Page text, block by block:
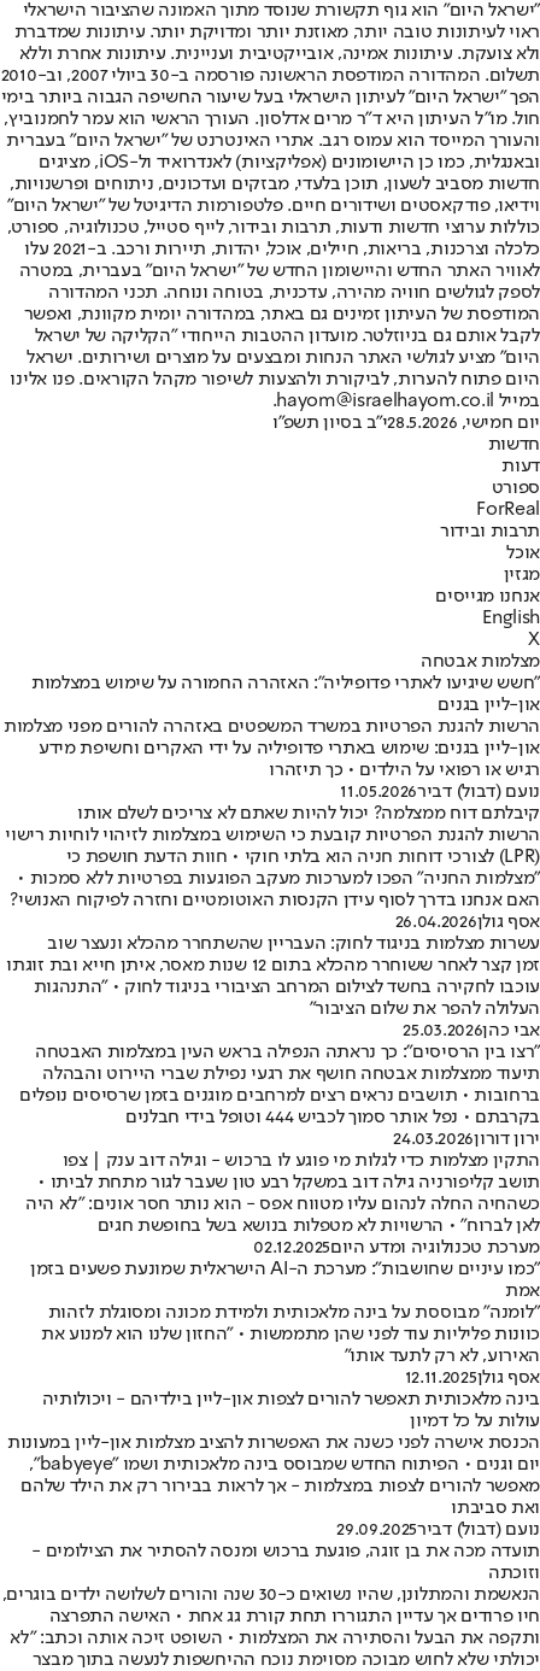
"ישראל היום" הוא גוף תקשורת שנוסד מתוך האמונה שהציבור הישראלי
ראוי לעיתונות טובה יותר, מאוזנת יותר ומדויקת יותר. עיתונות שמדברת
ולא צועקת. עיתונות אמינה, אובייקטיבית ועניינית. עיתונות אחרת וללא
תשלום. המהדורה המודפסת הראשונה פורסמה ב-30 ביולי 2007, וב-2010
הפך "ישראל היום" לעיתון הישראלי בעל שיעור החשיפה הגבוה ביותר בימי
חול. מו"ל העיתון היא ד"ר מרים אדלסון. העורך הראשי הוא עמר לחמנוביץ,
והעורך המייסד הוא עמוס רגב. אתרי האינטרנט של "ישראל היום" בעברית
ובאנגלית, כמו כן היישומונים (אפליקציות) לאנדרואיד ול-iOS, מציגים
חדשות מסביב לשעון, תוכן בלעדי, מבזקים ועדכונים, ניתוחים ופרשנויות,
וידיאו, פודקאסטים ושידורים חיים. פלטפורמות הדיגיטל של "ישראל היום"
כוללות ערוצי חדשות ודעות, תרבות ובידור, לייף סטייל, טכנולוגיה, ספורט,
כלכלה וצרכנות, בריאות, חיילים, אוכל, יהדות, תיירות ורכב. ב-2021 עלו
לאוויר האתר החדש והיישומון החדש של "ישראל היום" בעברית, במטרה
לספק לגולשים חוויה מהירה, עדכנית, בטוחה ונוחה. תכני המהדורה
המודפסת של העיתון זמינים גם באתר, במהדורה יומית מקוונת, ואפשר
לקבל אותם גם בניוזלטר. מועדון ההטבות הייחודי "הקליקה של ישראל
היום" מציע לגולשי האתר הנחות ומבצעים על מוצרים ושירותים. ישראל
היום פתוח להערות, לביקורת ולהצעות לשיפור מקהל הקוראים. פנו אלינו
במייל hayom@israelhayom.co.il.
יום חמישי, 28.5.2026
י"ב בסיון תשפ"ו
חדשות
דעות
ספורט
ForReal
תרבות ובידור
אוכל
מגזין
אנחנו מגייסים
English
X
מצלמות אבטחה
"חשש שיגיעו לאתרי פדופיליה": האזהרה החמורה על שימוש במצלמות
און-ליין בגנים
הרשות להגנת הפרטיות במשרד המשפטים באזהרה להורים מפני מצלמות
און-ליין בגנים: שימוש באתרי פדופיליה על ידי האקרים וחשיפת מידע
רגיש או רפואי על הילדים • כך תיזהרו
נועם (דבול) דביר11.05.2026
קיבלתם דוח ממצלמה? יכול להיות שאתם לא צריכים לשלם אותו
הרשות להגנת הפרטיות קובעת כי השימוש במצלמות לזיהוי לוחיות רישוי
(LPR) לצורכי דוחות חניה הוא בלתי חוקי • חוות הדעת חושפת כי
"מצלמות החניה" הפכו למערכות מעקב הפוגעות בפרטיות ללא סמכות •
האם אנחנו בדרך לסוף עידן הקנסות האוטומטיים וחזרה לפיקוח האנושי?
אסף גולן26.04.2026
עשרות מצלמות בניגוד לחוק: העבריין שהשתחרר מהכלא ונעצר שוב
זמן קצר לאחר ששוחרר מהכלא בתום 12 שנות מאסר, איתן חייא ובת זוגתו
עוכבו לחקירה בחשד לצילום המרחב הציבורי בניגוד לחוק • "התנהגות
העלולה להפר את שלום הציבור"
אבי כהן25.03.2026
"רצו בין הרסיסים": כך נראתה הנפילה בראש העין במצלמות האבטחה
תיעוד ממצלמות אבטחה חושף את רגעי נפילת שברי היירוט והבהלה
ברחובות • תושבים נראים רצים למרחבים מוגנים בזמן שרסיסים נופלים
בקרבתם • נפל אותר סמוך לכביש 444 וטופל בידי חבלנים
ירון דורון24.03.2026
התקין מצלמות כדי לגלות מי פוגע לו ברכוש - וגילה דוב ענק | צפו
תושב קליפורניה גילה דוב במשקל רבע טון שעבר לגור מתחת לביתו •
כשהחיה החלה לנהום עליו מטווח אפס - הוא נותר חסר אונים: "לא היה
לאן לברוח" • הרשויות לא מטפלות בנושא בשל בחופשת חגים
מערכת טכנולוגיה ומדע היום02.12.2025
"כמו עיניים שחושבות": מערכת ה-AI הישראלית שמונעת פשעים בזמן
אמת
"לומנה" מבוססת על בינה מלאכותית ולמידת מכונה ומסוגלת לזהות
כוונות פליליות עוד לפני שהן מתממשות • "החזון שלנו הוא למנוע את
האירוע, לא רק לתעד אותו"
אסף גולן12.11.2025
בינה מלאכותית תאפשר להורים לצפות און-ליין בילדיהם - ויכולותיה
עולות על כל דמיון
הכנסת אישרה לפני כשנה את האפשרות להציב מצלמות און-ליין במעונות
יום וגנים • הפיתוח החדש שמבוסס בינה מלאכותית ושמו "babyeye",
מאפשר להורים לצפות במצלמות - אך לראות בבירור רק את הילד שלהם
ואת סביבתו
נועם (דבול) דביר29.09.2025
תועדה מכה את בן זוגה, פוגעת ברכוש ומנסה להסתיר את הצילומים -
וזוכתה
הנאשמת והמתלונן, שהיו נשואים כ-30 שנה והורים לשלושה ילדים בוגרים,
חיו פרודים אך עדיין התגוררו תחת קורת גג אחת • האישה התפרצה
ותקפה את הבעל והסתירה את המצלמות • השופט זיכה אותה וכתב: "לא
יכולתי שלא לחוש מבוכה מסוימת נוכח ההיחשפות לנעשה בתוך מבצר